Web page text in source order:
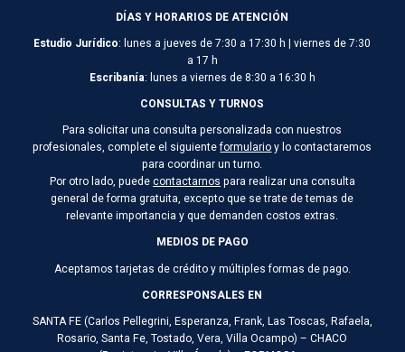
DÍAS Y HORARIOS DE ATENCIÓN
Estudio Jurídico: lunes a jueves de 7:30 a 17:30 h | viernes de 7:30
a 17 h
Escribanía: lunes a viernes de 8:30 a 16:30 h
CONSULTAS Y TURNOS
Para solicitar una consulta personalizada con nuestros
profesionales, complete el siguienteformularioy lo contactaremos
para coordinar un turno.
Por otro lado, puedecontactarnos para realizar una consulta
general de forma gratuita, excepto que se trate de temas de
relevante importancia y que demanden costos extras.
MEDIOS DE PAGO
Aceptamos tarjetas de crédito y múltiples formas de pago.
CORRESPONSALES EN
SANTA FE (Carlos Pellegrini, Esperanza, Frank, Las Toscas, Rafaela,
Rosario, Santa Fe, Tostado, Vera, Villa Ocampo) – CHACO